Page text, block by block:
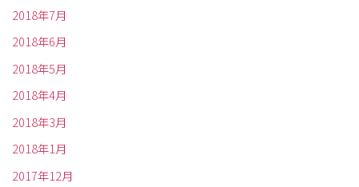
2018年7月
2018年6月
2018年5月
2018年4月
2018年3月
2018年1月
2017年12月